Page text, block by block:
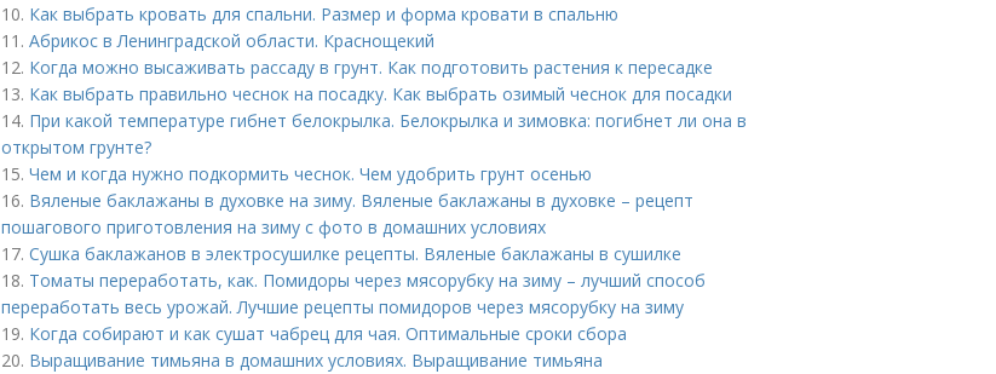
10. Как выбрать кровать для спальни. Размер и форма кровати в спальню
11. Абрикос в Ленинградской области. Краснощекий
12. Когда можно высаживать рассаду в грунт. Как подготовить растения к пересадке
13. Как выбрать правильно чеснок на посадку. Как выбрать озимый чеснок для посадки
14. При какой температуре гибнет белокрылка. Белокрылка и зимовка: погибнет ли она в
открытом грунте?
15. Чем и когда нужно подкормить чеснок. Чем удобрить грунт осенью
16. Вяленые баклажаны в духовке на зиму. Вяленые баклажаны в духовке – рецепт
пошагового приготовления на зиму с фото в домашних условиях
17. Сушка баклажанов в электросушилке рецепты. Вяленые баклажаны в сушилке
18. Томаты переработать, как. Помидоры через мясорубку на зиму – лучший способ
переработать весь урожай. Лучшие рецепты помидоров через мясорубку на зиму
19. Когда собирают и как сушат чабрец для чая. Оптимальные сроки сбора
20. Выращивание тимьяна в домашних условиях. Выращивание тимьяна